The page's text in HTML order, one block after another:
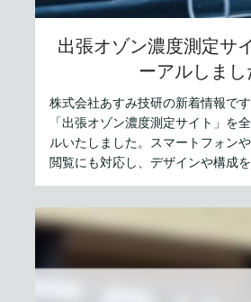
出張オゾン濃度測定サ
ーアルしまし
株式会社あすみ技研の新着情報で
「出張オゾン濃度測定サイト」を
ルいたしました。スマートフォン
閲覧にも対応し、デザインや構成
内いたします。